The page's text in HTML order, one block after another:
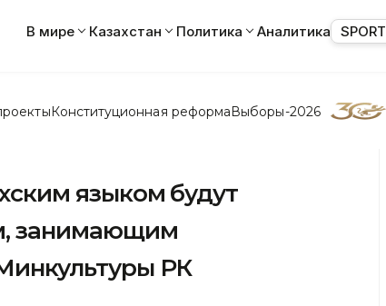
В мире Казахстан Политика Аналитика SPORT
Конституционная реформаВыборы-2026
языком будут
занимающим
РК